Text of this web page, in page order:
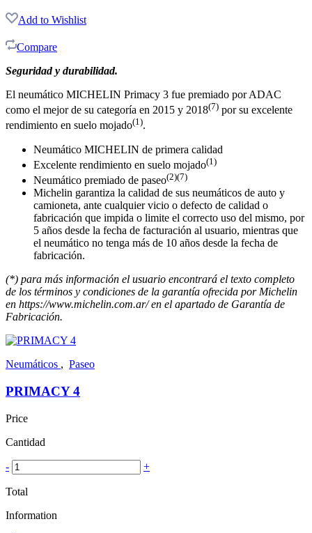
Add to Wishlist
Compare
Seguridad y durabilidad.
El neumático MICHELIN Primacy 3 fue premiado por ADAC
como el mejor de su categoría en 2015 y 2018(7) por su excelente
rendimiento en suelo mojado(1).
Neumático MICHELIN de primera calidad
Excelente rendimiento en suelo mojado(1)
Neumático premiado de paseo(2)(7)
Michelin garantiza la calidad de sus neumáticos de auto y
camioneta, ante cualquier vicio o defecto de calidad o
fabricación que impida o limite el correcto uso del mismo, por
5 años desde la fecha de facturación al usuario, mientras que
el neumático no tenga más de 10 años desde la fecha de
fabricación.
(*) para más información el usuario encontrará el texto completo
de los términos y condiciones de la garantía ofrecida por Michelin
en https://www.michelin.com.ar/ en el apartado de Garantía de
Fabricación.
Neumáticos , Paseo
PRIMACY 4
Price
Cantidad
- +
Total
Information